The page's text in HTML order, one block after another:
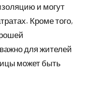
и могут
Кроме того,
для жителей
может быть